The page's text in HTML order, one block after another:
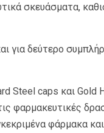
σκευάσματα,
για δεύτερο
Steel caps και
φαρμακευτικές
φάρμακα